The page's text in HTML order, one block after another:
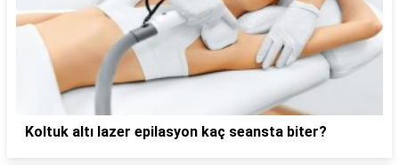
Koltuk altı lazer epilasyon kaç seansta biter?